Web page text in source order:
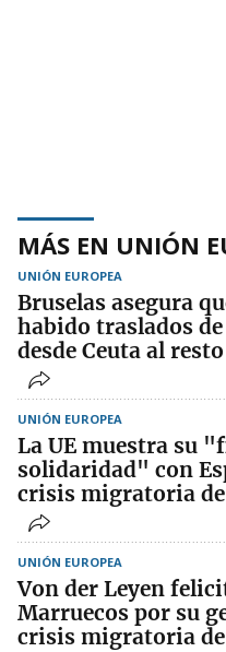
MÁS EN UNIÓN
UNIÓN EUROPEA
Bruselas asegura
habido traslados
desde Ceuta al
UNIÓN EUROPEA
La UE muestra su
solidaridad" con
crisis migratoria de
UNIÓN EUROPEA
Von der Leyen
Marruecos por su
crisis migratoria de